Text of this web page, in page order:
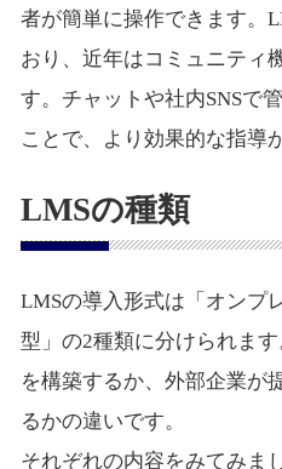
者が簡単に操作できます。
おり、近年はコミュニティ
す。チャットや社内SNSで
ことで、より効果的な指導
LMSの種類
LMSの導入形式は「オンプ
型」の2種類に分けられま
を構築するか、外部企業が
るかの違いです。
それぞれの内容をみてみま